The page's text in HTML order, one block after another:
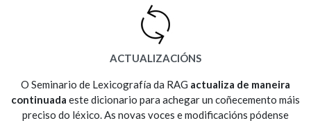
Nos exemplos
ACTUALIZACIÓNS
O Seminario de Lexicografía da RAG actualiza de maneira
continuada este dicionario para achegar un coñecemento máis
preciso do léxico. As novas voces e modificacións pódense